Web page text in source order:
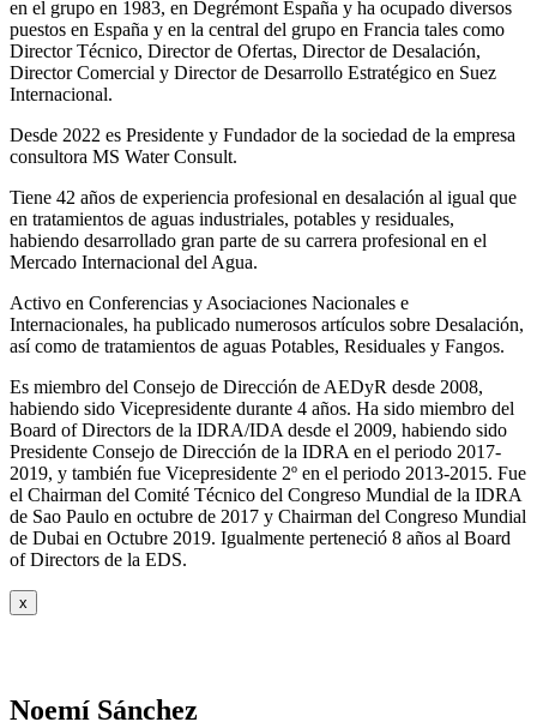
en el grupo en 1983, en Degrémont España y ha ocupado diversos
puestos en España y en la central del grupo en Francia tales como
Director Técnico, Director de Ofertas, Director de Desalación,
Director Comercial y Director de Desarrollo Estratégico en Suez
Internacional.
Desde 2022 es Presidente y Fundador de la sociedad de la empresa
consultora MS Water Consult.
Tiene 42 años de experiencia profesional en desalación al igual que
en tratamientos de aguas industriales, potables y residuales,
habiendo desarrollado gran parte de su carrera profesional en el
Mercado Internacional del Agua.
Activo en Conferencias y Asociaciones Nacionales e
Internacionales, ha publicado numerosos artículos sobre Desalación,
así como de tratamientos de aguas Potables, Residuales y Fangos.
Es miembro del Consejo de Dirección de AEDyR desde 2008,
habiendo sido Vicepresidente durante 4 años. Ha sido miembro del
Board of Directors de la IDRA/IDA desde el 2009, habiendo sido
Presidente Consejo de Dirección de la IDRA en el periodo 2017-
2019, y también fue Vicepresidente 2º en el periodo 2013-2015. Fue
el Chairman del Comité Técnico del Congreso Mundial de la IDRA
de Sao Paulo en octubre de 2017 y Chairman del Congreso Mundial
de Dubai en Octubre 2019. Igualmente perteneció 8 años al Board
of Directors de la EDS.
x
Noemí Sánchez